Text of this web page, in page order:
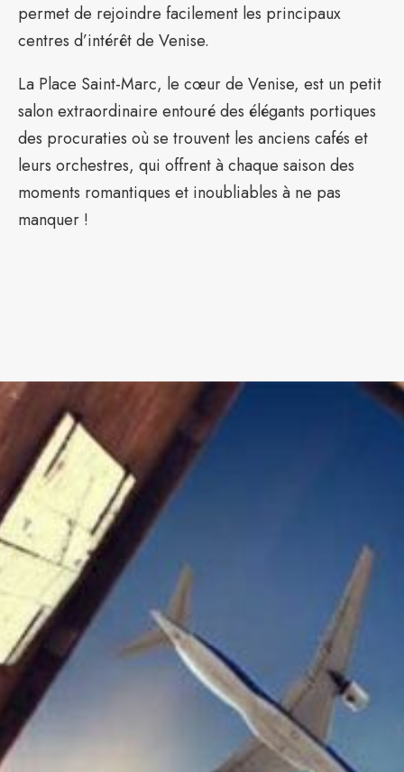
permet de rejoindre facilement les principaux
centres d’intérêt de Venise.
La Place Saint-Marc, le cœur de Venise, est un petit
salon extraordinaire entouré des élégants portiques
des procuraties où se trouvent les anciens cafés et
leurs orchestres, qui offrent à chaque saison des
moments romantiques et inoubliables à ne pas
manquer !